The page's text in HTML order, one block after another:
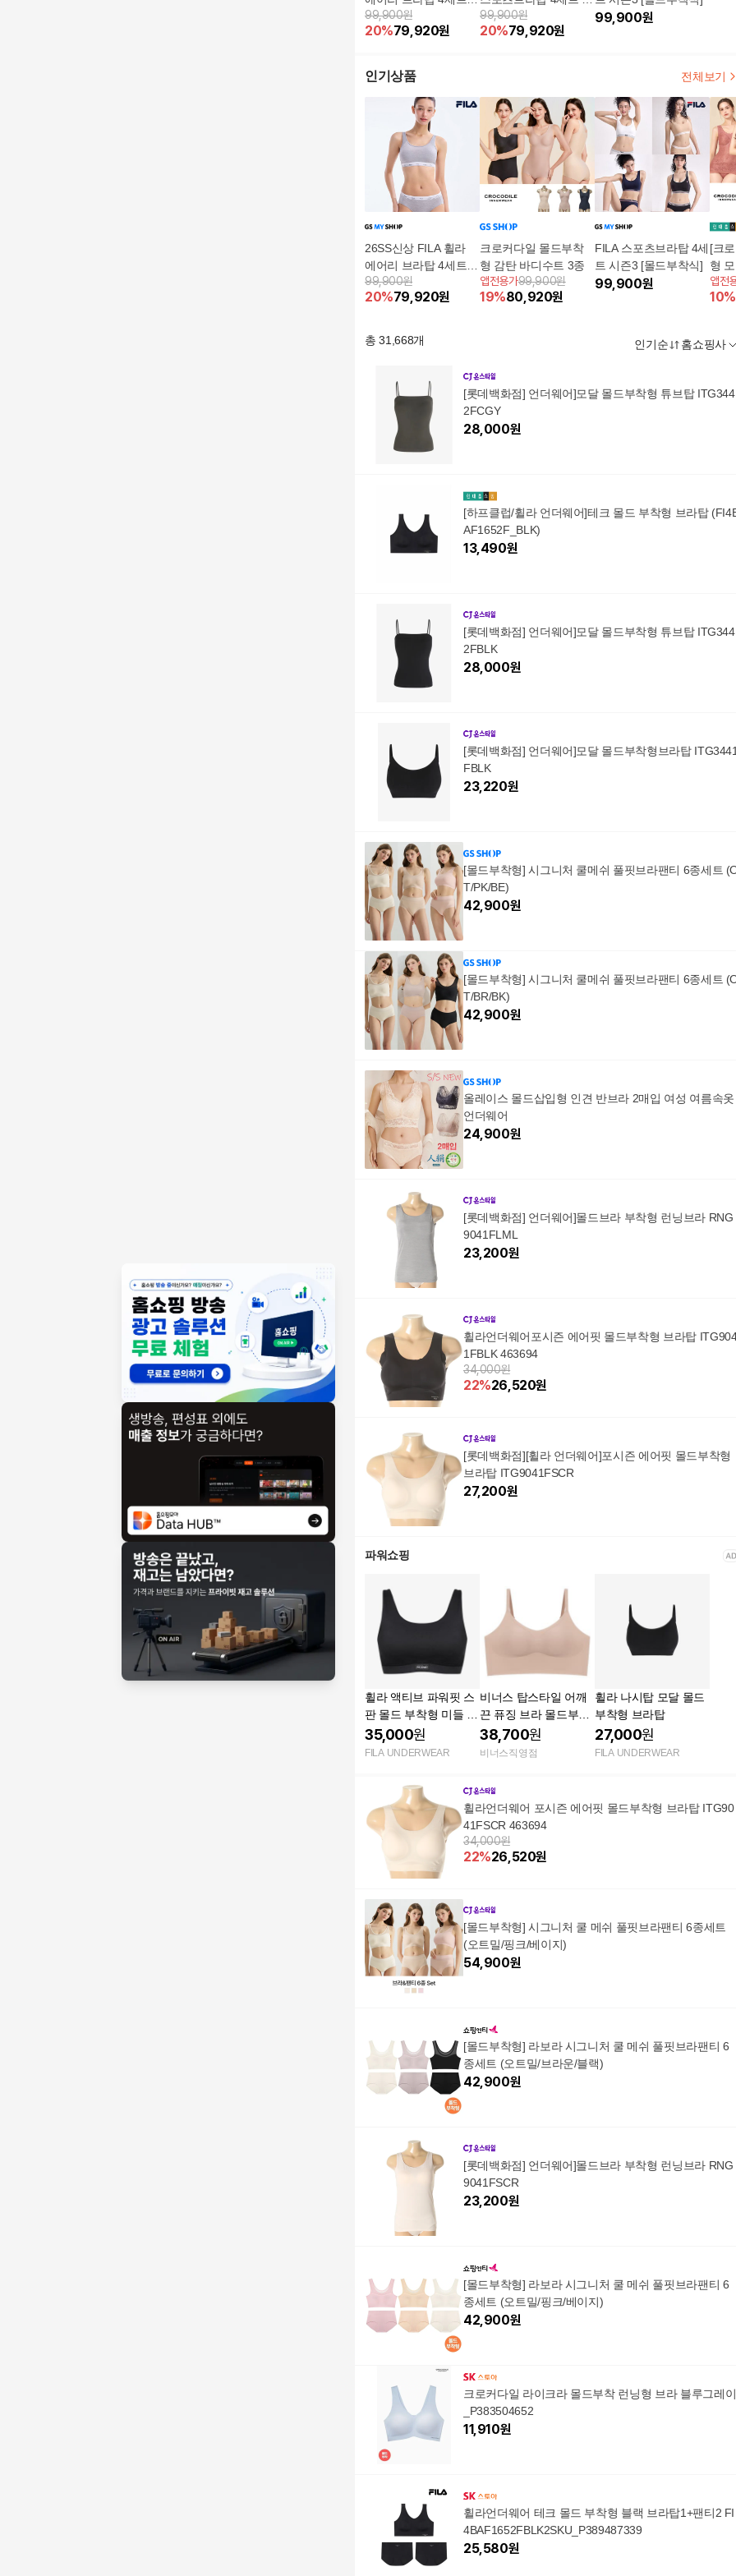
(몰드부착/후크조절)
99,900원
20%79,920원
즌4 [몰드부착식]
99,900원
20%79,920원
99,900원
인기상품 전체보기
26SS신상 FILA 휠라
에어리 브라탑 4세트
(몰드부착/후크조절)
99,900원
20%79,920원
크로커다일 몰드부착
형 감탄 바디수트 3종
앱전용가99,900원
19%80,920원
FILA 스포츠브라탑 4세
트 시즌3 [몰드부착식]
99,900원
[크
형
리머
종)
앱전
10%
총31,668개 인기순 홈쇼핑사
[롯데백화점] 언더웨어]모달 몰드부착형 튜브탑 ITG344
2FCGY
28,000원
[하프클럽/휠라 언더웨어]테크 몰드 부착형 브라탑
AF1652F_BLK)
13,490원
[롯데백화점] 언더웨어]모달 몰드부착형 튜브탑 ITG344
2FBLK
28,000원
[롯데백화점] 언더웨어]모달 몰드부착형브라탑 ITG3441
FBLK
23,220원
[몰드부착형] 시그니처 쿨메쉬 풀핏브라팬티 6종세트
T/PK/BE)
42,900원
[몰드부착형] 시그니처 쿨메쉬 풀핏브라팬티 6종세트
T/BR/BK)
42,900원
올레이스 몰드삽입형 인견 반브라 2매입 여성 여름속옷
언더웨어
24,900원
[롯데백화점] 언더웨어]몰드브라 부착형 런닝브라 RNG
9041FLML
23,200원
휠라언더웨어포시즌 에어핏 몰드부착형 브라탑
1FBLK 463694
34,000원
22%26,520원
[롯데백화점][휠라 언더웨어]포시즌 에어핏 몰드부착형
브라탑 ITG9041FSCR
27,200원
파워쇼핑
휠라 액티브 파워핏 스
판 몰드 부착형 미들 브
라탑(스포츠브라)
35,000원
FILA UNDERWEAR
비너스 탑스타일 어깨
끈 퓨징 브라 몰드부착
형 [VBRS940]
38,700원
비너스직영점
휠라 나시탑 모달 몰드
부착형 브라탑
27,000원
FILA UNDERWEAR
휠라언더웨어 포시즌 에어핏 몰드부착형 브라탑 ITG90
41FSCR 463694
34,000원
22%26,520원
[몰드부착형] 시그니처 쿨 메쉬 풀핏브라팬티 6종세트
(오트밀/핑크/베이지)
54,900원
[몰드부착형] 라보라 시그니처 쿨 메쉬 풀핏브라팬티 6
종세트 (오트밀/브라운/블랙)
42,900원
[롯데백화점] 언더웨어]몰드브라 부착형 런닝브라 RNG
9041FSCR
23,200원
[몰드부착형] 라보라 시그니처 쿨 메쉬 풀핏브라팬티 6
종세트 (오트밀/핑크/베이지)
42,900원
크로커다일 라이크라 몰드부착 런닝형 브라 블루그레이
_P383504652
11,910원
휠라언더웨어 테크 몰드 부착형 블랙 브라탑1+팬티2 FI
4BAF1652FBLK2SKU_P389487339
25,580원